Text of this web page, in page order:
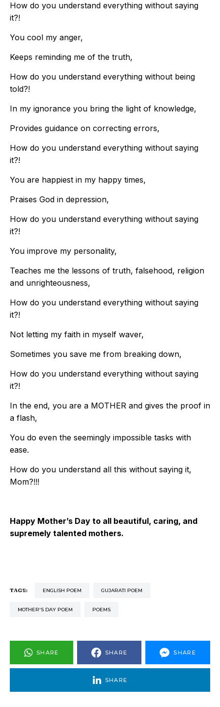
How do you understand everything without saying
it?!
You cool my anger,
Keeps reminding me of the truth,
How do you understand everything without being
told?!
In my ignorance you bring the light of knowledge,
Provides guidance on correcting errors,
How do you understand everything without saying
it?!
You are happiest in my happy times,
Praises God in depression,
How do you understand everything without saying
it?!
You improve my personality,
Teaches me the lessons of truth, falsehood, religion
and unrighteousness,
How do you understand everything without saying
it?!
Not letting my faith in myself waver,
Sometimes you save me from breaking down,
How do you understand everything without saying
it?!
In the end, you are a MOTHER and gives the proof in
a flash,
You do even the seemingly impossible tasks with
ease.
How do you understand all this without saying it,
Mom?!!!
Happy Mother’s Day to all beautiful, caring, and
supremely talented mothers.
TAGS: ENGLISH POEM GUJARATI POEM
MOTHER'S DAY POEM POEMS
SHARE SHARE SHARE
SHARE